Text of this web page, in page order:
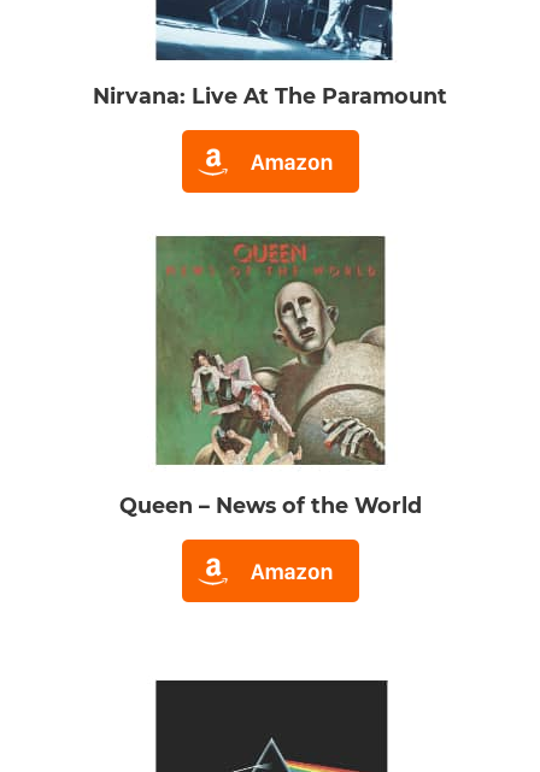
Nirvana: Live At The Paramount
Queen – News of the World